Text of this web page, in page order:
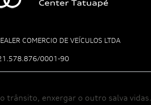
COMERCIO DE VEÍCULOS LTDA
0001-90
trânsito, enxergar o outro salva vidas.